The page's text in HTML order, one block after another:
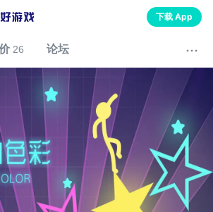
下载 App
26 论坛